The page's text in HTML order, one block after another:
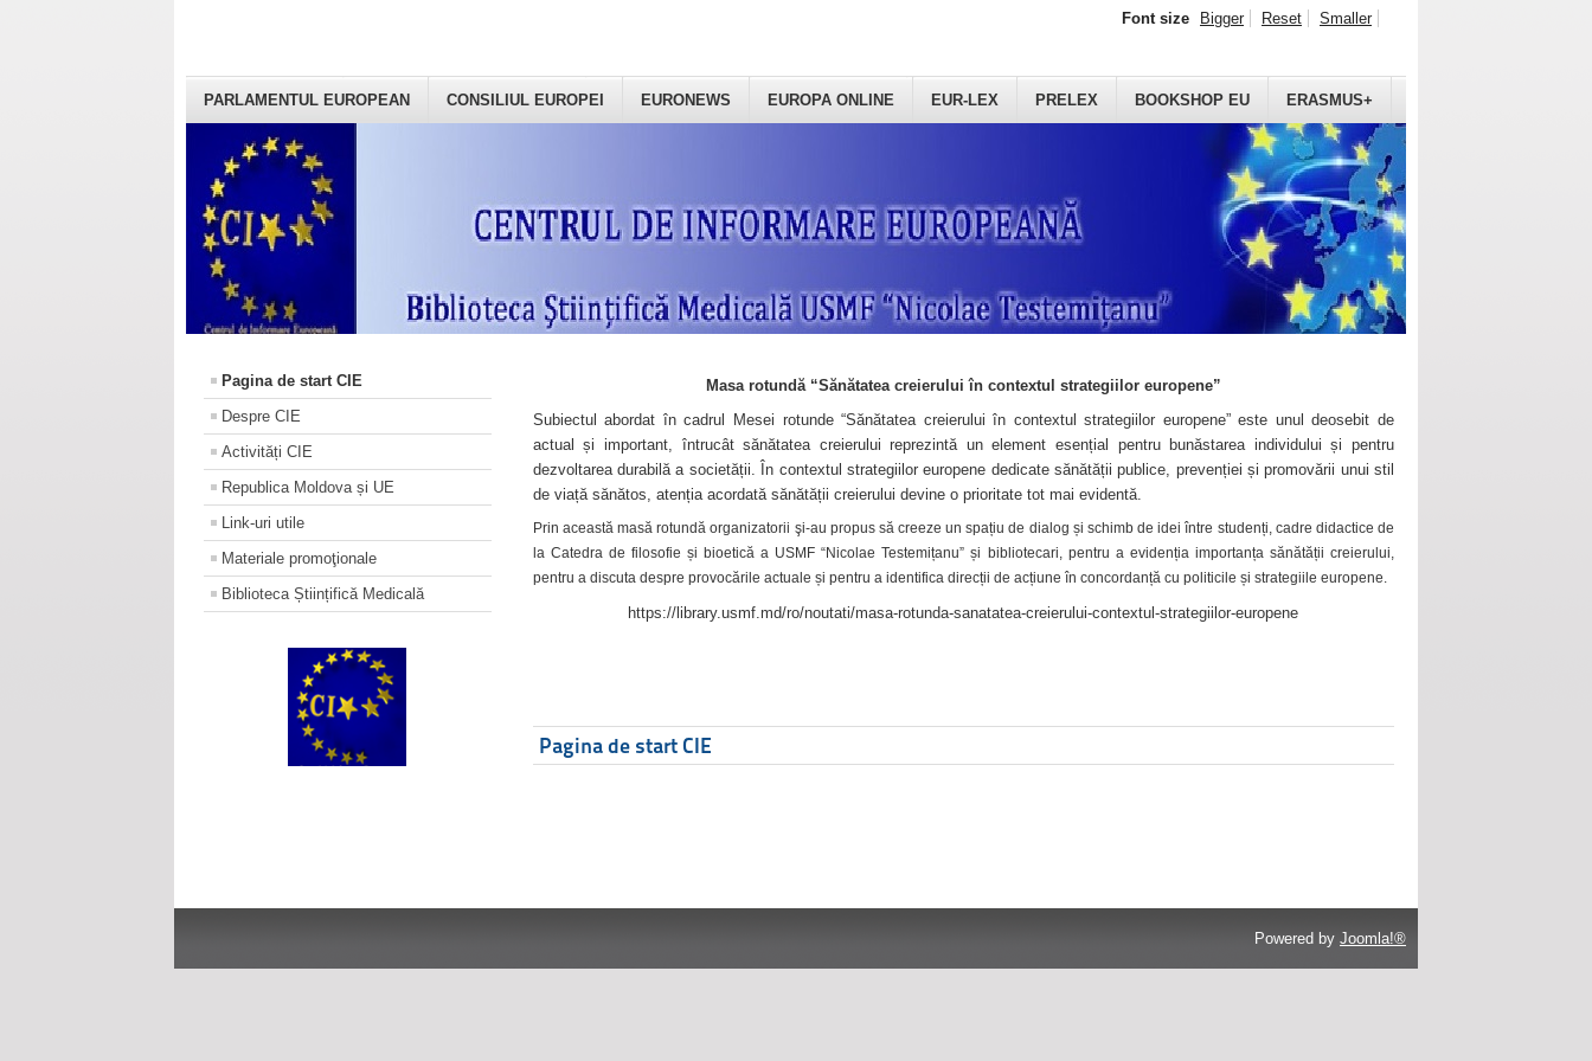
PARLAMENTUL EUROPEAN CONSILIUL EUROPEI EURONEWS EUROPA ONLINE EUR-LEX PRELEX BOOKSHOP EU ERASMUS+
Font size Bigger Reset Smaller
Pagina de start CIE
Despre CIE
Activități CIE
Republica Moldova și UE
Link-uri utile
Materiale promoţionale
Biblioteca Științifică Medicală
Masa rotundă “Sănătatea creierului în contextul strategiilor europene”
Subiectul abordat în cadrul Mesei rotunde “Sănătatea creierului în contextul strategiilor europene” este unul deosebit de
actual și important, întrucât sănătatea creierului reprezintă un element esențial pentru bunăstarea individului și pentru
dezvoltarea durabilă a societății. În contextul strategiilor europene dedicate sănătății publice, prevenției și promovării unui stil
de viață sănătos, atenția acordată sănătății creierului devine o prioritate tot mai evidentă.
Prin această masă rotundă organizatorii şi-au propus să creeze un spațiu de dialog și schimb de idei între studenți, cadre didactice de
la Catedra de filosofie și bioetică a USMF “Nicolae Testemițanu” și bibliotecari, pentru a evidenția importanța sănătății creierului,
pentru a discuta despre provocările actuale și pentru a identifica direcții de acțiune în concordanță cu politicile și strategiile europene.
https://library.usmf.md/ro/noutati/masa-rotunda-sanatatea-creierului-contextul-strategiilor-europene
Pagina de start CIE
Powered by Joomla!®